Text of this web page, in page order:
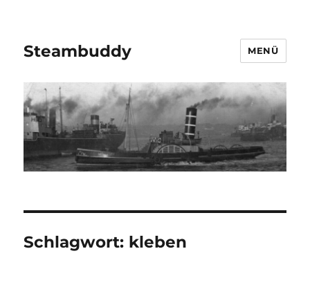
Steambuddy MENÜ
Schlagwort: kleben